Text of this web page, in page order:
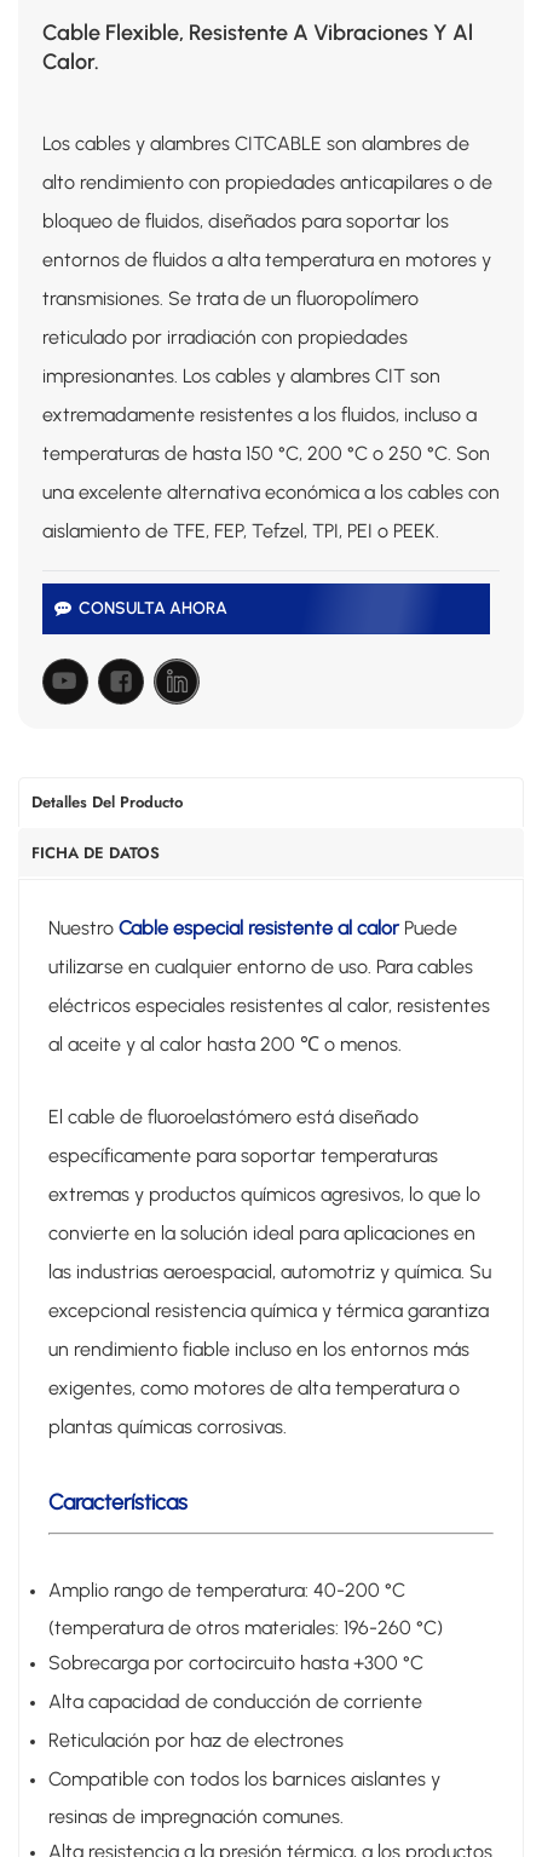
Cable Flexible, Resistente A Vibraciones Y Al
Calor.
Los cables y alambres CITCABLE son alambres de
alto rendimiento con propiedades anticapilares o de
bloqueo de fluidos, diseñados para soportar los
entornos de fluidos a alta temperatura en motores y
transmisiones. Se trata de un fluoropolímero
reticulado por irradiación con propiedades
impresionantes. Los cables y alambres CIT son
extremadamente resistentes a los fluidos, incluso a
temperaturas de hasta 150 °C, 200 °C o 250 °C. Son
una excelente alternativa económica a los cables con
aislamiento de TFE, FEP, Tefzel, TPI, PEI o PEEK.
CONSULTA AHORA
Detalles Del Producto
FICHA DE DATOS
Nuestro Cable especial resistente al calorPuede
utilizarse en cualquier entorno de uso. Para cables
eléctricos especiales resistentes al calor, resistentes
al aceite y al calor hasta 200 ℃ o menos.
El cable de fluoroelastómero está diseñado
específicamente para soportar temperaturas
extremas y productos químicos agresivos, lo que lo
convierte en la solución ideal para aplicaciones en
las industrias aeroespacial, automotriz y química. Su
excepcional resistencia química y térmica garantiza
un rendimiento fiable incluso en los entornos más
exigentes, como motores de alta temperatura o
plantas químicas corrosivas.
Características
Amplio rango de temperatura: 40-200 °C
(temperatura de otros materiales: 196-260 °C)
Sobrecarga por cortocircuito hasta +300 °C
Alta capacidad de conducción de corriente
Reticulación por haz de electrones
Compatible con todos los barnices aislantes y
resinas de impregnación comunes.
Alta resistencia a la presión térmica, a los productos